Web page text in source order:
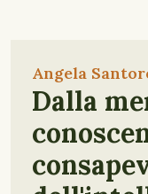
Angela
Dalla